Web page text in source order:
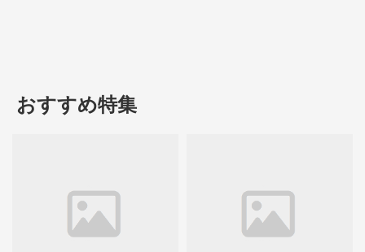
おすすめ特集